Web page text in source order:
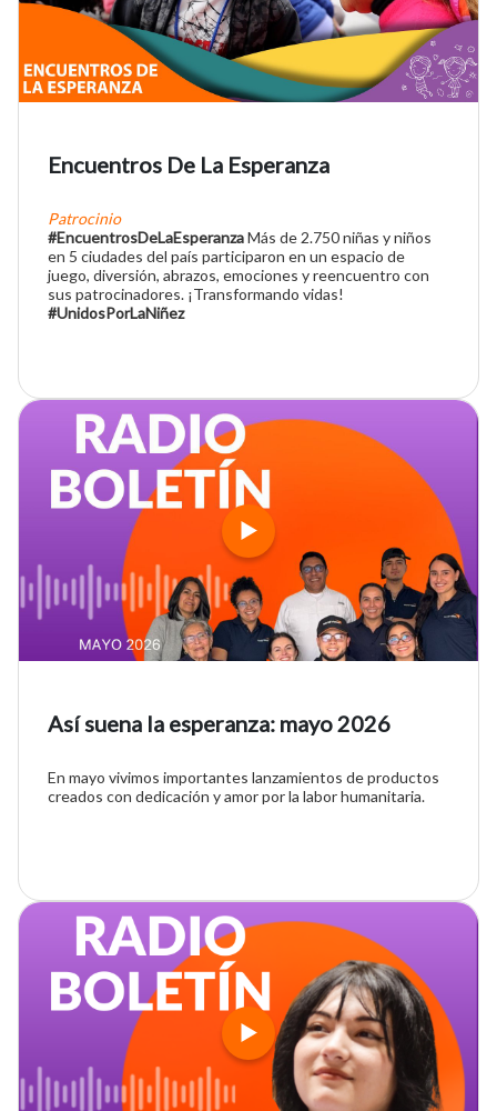
Encuentros De La Esperanza
Patrocinio
#EncuentrosDeLaEsperanzaMás de 2.750 niñas y niños
en 5 ciudades del país participaron en un espacio de
juego, diversión, abrazos, emociones y reencuentro con
sus patrocinadores. ¡Transformando vidas!
#UnidosPorLaNiñez
Así suena la esperanza: mayo 2026
En mayo vivimos importantes lanzamientos de productos
creados con dedicación y amor por la labor humanitaria.